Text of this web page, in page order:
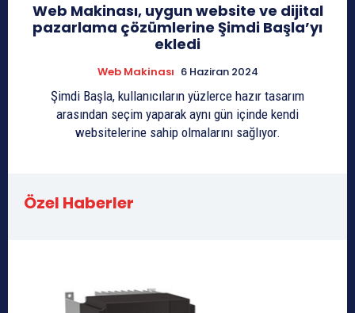
Web Makinası, uygun website ve dijital
pazarlama çözümlerine Şimdi Başla’yı
ekledi
Web Makinası 6 Haziran 2024
Şimdi Başla, kullanıcıların yüzlerce hazır tasarım
arasından seçim yaparak aynı gün içinde kendi
websitelerine sahip olmalarını sağlıyor.
Özel Haberler